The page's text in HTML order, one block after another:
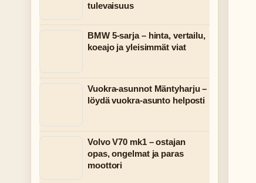
tulevaisuus
BMW 5-sarja – hinta, vertailu,
koeajo ja yleisimmät viat
Vuokra-asunnot Mäntyharju –
löydä vuokra-asunto helposti
Volvo V70 mk1 – ostajan
opas, ongelmat ja paras
moottori